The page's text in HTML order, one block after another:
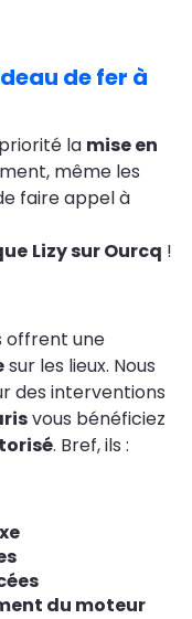
de fer à
la mise en
même les
faire appel à
Lizy sur Ourcq !
offrent une
sur les lieux. Nous
des interventions
vous bénéficiez
. Bref, ils :
du moteur